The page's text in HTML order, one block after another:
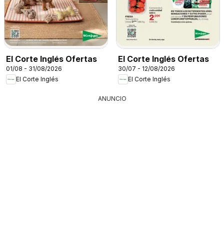
El Corte Inglés Ofertas
01/08 - 31/08/2026
El Corte Inglés
El Corte Inglés Ofertas
30/07 - 12/08/2026
El Corte Inglés
ANUNCIO